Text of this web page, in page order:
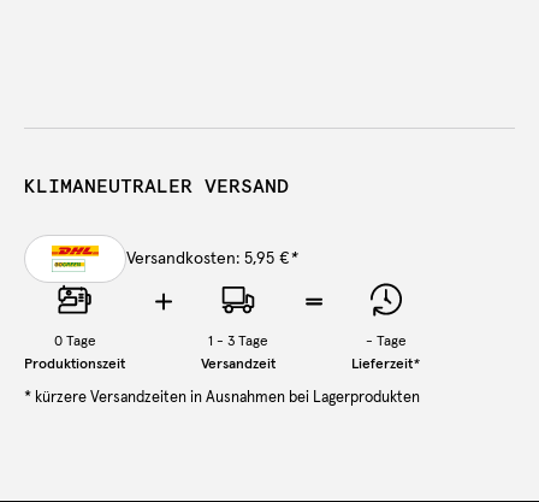
KLIMANEUTRALER VERSAND
Versandkosten: 5,95 €*
0Tage
Produktionszeit
1 - 3 Tage
Versandzeit
- Tage
Lieferzeit*
* kürzere Versandzeiten in Ausnahmen bei Lagerprodukten